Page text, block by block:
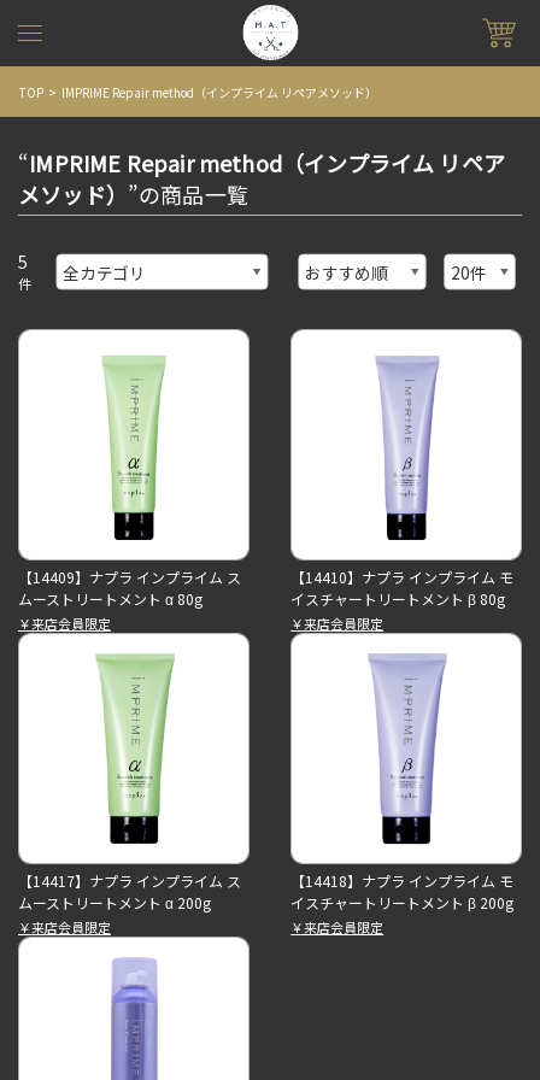
TOP IMPRIME Repair method（インプライム リペアメソッド）
“IMPRIME Repair method（インプライム リペア
メソッド） ”の商品一覧
5
件
【14409】ナプラ インプライム ス
ムーストリートメント α 80g
￥来店会員限定
【14410】ナプラ インプライム モ
イスチャートリートメント β 80g
￥来店会員限定
【14417】ナプラ インプライム ス
ムーストリートメント α 200g
￥来店会員限定
【14418】ナプラ インプライム モ
イスチャートリートメント β 200g
￥来店会員限定